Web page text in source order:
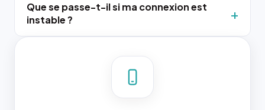
Que se passe-t-il si ma connexion est
instable ?